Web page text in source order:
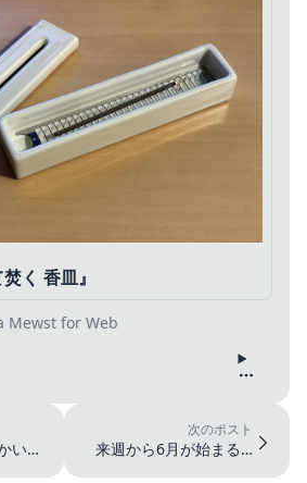
く 香皿』
Mewst for Web
い頭
次のポスト
来週から6月が始まる…